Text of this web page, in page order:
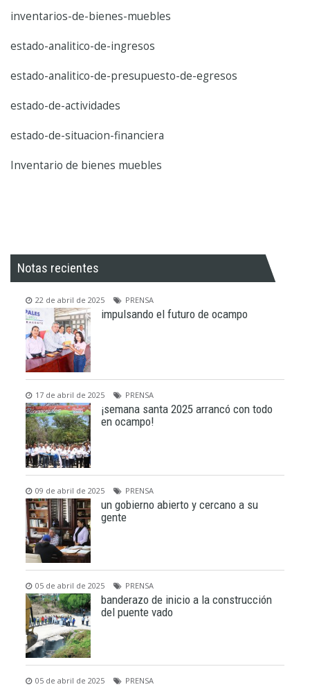
inventarios-de-bienes-muebles
estado-analitico-de-ingresos
estado-analitico-de-presupuesto-de-egresos
estado-de-actividades
estado-de-situacion-financiera
Inventario de bienes muebles
Notas recientes
22 de abril de 2025 PRENSA
impulsando el futuro de ocampo
17 de abril de 2025 PRENSA
¡semana santa 2025 arrancó con todo
en ocampo!
09 de abril de 2025 PRENSA
un gobierno abierto y cercano a su
gente
05 de abril de 2025 PRENSA
banderazo de inicio a la construcción
del puente vado
05 de abril de 2025 PRENSA